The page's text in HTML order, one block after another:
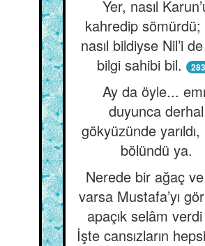
Yer, nasıl
kahredip sömürdü;
nasıl bildiyse Nil’i
bilgi sahibi bil.
Ay da öyle...
duyunca derhal
gökyüzünde
bölündü ya.
Nerede bir ağaç
varsa Mustafa’yı
apaçık selâm
İşte cansızların